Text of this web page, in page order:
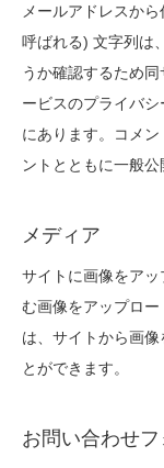
メールアドレスか
呼ばれる) 文字列は
うか確認するため
ービスのプライバ
にあります。コメ
ントとともに一般公
メディア
サイトに画像をア
む画像をアップロ
は、サイトから画
とができます。
お問い合わせフ